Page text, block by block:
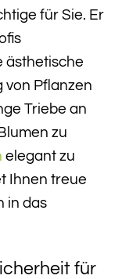
für Sie. Er
ästhetische
von Pflanzen
Triebe an
zu
elegant zu
Ihnen treue
in das
für